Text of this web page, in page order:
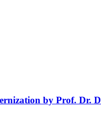
by Prof. Dr.